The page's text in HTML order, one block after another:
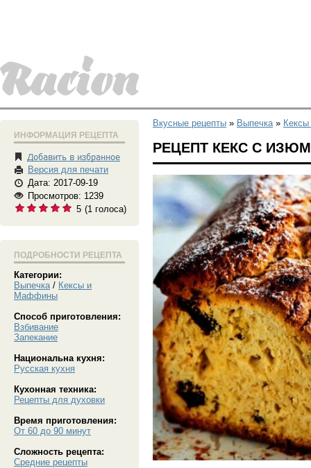
Вкусные рецепты » Выпечка»
ИНФОРМАЦИЯ РЕЦЕПТА
Версия для печати
Дата: 2017-09-19
Просмотров: 1239
5 (1 голоса)
ПОДРОБНОСТИ РЕЦЕПТА
Категории:
Выпечка/ Кексы и
Маффины
Способ приготовления:
Взбивание
Запекание
Национальна кухня:
Русская кухня
Кухонная техника:
Рецепты для духовки
Время приготовления:
От 60 до 90 минут
Сложность рецепта:
Средние рецепты
РЕЦЕПТ КЕКС С